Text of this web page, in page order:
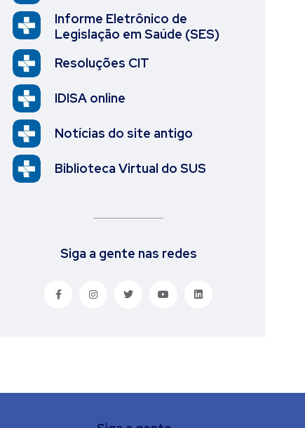
Informe Eletrônico de
Legislação em Saúde (SES)
Resoluções CIT
IDISA online
Notícias do site antigo
Biblioteca Virtual do SUS
Siga a gente nas redes